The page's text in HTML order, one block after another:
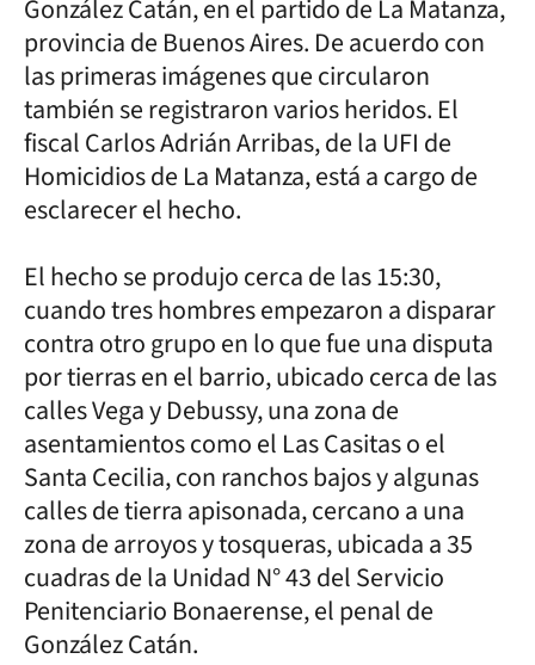
González Catán, en el partido de La Matanza,
provincia de Buenos Aires. De acuerdo con
las primeras imágenes que circularon
también se registraron varios heridos. El
fiscal Carlos Adrián Arribas, de la UFI de
Homicidios de La Matanza, está a cargo de
esclarecer el hecho.
El hecho se produjo cerca de las 15:30,
cuando tres hombres empezaron a disparar
contra otro grupo en lo que fue una disputa
por tierras en el barrio, ubicado cerca de las
calles Vega y Debussy, una zona de
asentamientos como el Las Casitas o el
Santa Cecilia, con ranchos bajos y algunas
calles de tierra apisonada, cercano a una
zona de arroyos y tosqueras, ubicada a 35
cuadras de la Unidad N° 43 del Servicio
Penitenciario Bonaerense, el penal de
González Catán.